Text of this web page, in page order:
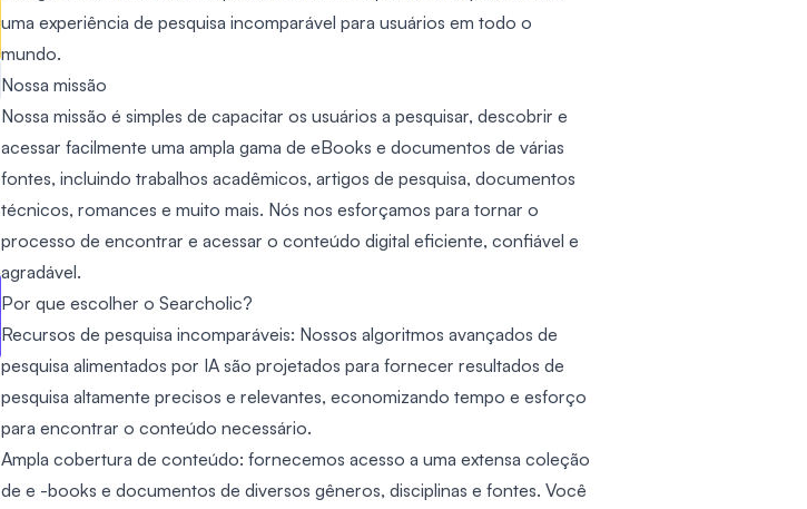
uma experiência de pesquisa incomparável para usuários em todo o
mundo.
Nossa missão
Nossa missão é simples de capacitar os usuários a pesquisar, descobrir e
acessar facilmente uma ampla gama de eBooks e documentos de várias
fontes, incluindo trabalhos acadêmicos, artigos de pesquisa, documentos
técnicos, romances e muito mais. Nós nos esforçamos para tornar o
processo de encontrar e acessar o conteúdo digital eficiente, confiável e
agradável.
Por que escolher o Searcholic?
Recursos de pesquisa incomparáveis: Nossos algoritmos avançados de
pesquisa alimentados por IA são projetados para fornecer resultados de
pesquisa altamente precisos e relevantes, economizando tempo e esforço
para encontrar o conteúdo necessário.
Ampla cobertura de conteúdo: fornecemos acesso a uma extensa coleção
de e -books e documentos de diversos gêneros, disciplinas e fontes. Você